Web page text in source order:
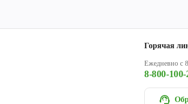
Горячая
Ежедневно с
8-800-100-